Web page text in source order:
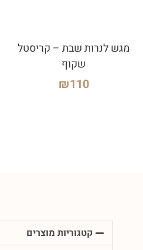
מגש לנרות שבת – קריסטל
שקוף
₪110
קטגוריות מוצרים